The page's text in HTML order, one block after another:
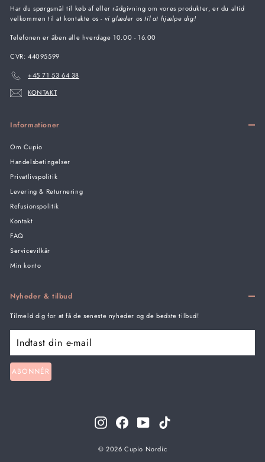
Har du spørgsmål til køb af eller rådgivning om vores produkter, er du altid
velkommen til at kontakte os - vi glæder os til at hjælpe dig!
Telefonen er åben alle hverdage 10.00 - 16.00
CVR: 44095599
+45 71 53 64 38
KONTAKT
Informationer
Om Cupio
Handelsbetingelser
Privatlivspolitik
Levering & Returnering
Refusionspolitik
Kontakt
FAQ
Servicevilkår
Min konto
Nyheder & tilbud
Tilmeld dig for at få de seneste nyheder og de bedste tilbud!
din
e-
mail
ABONNÉR
© 2026 Cupio Nordic
InstagramFacebookYouTube